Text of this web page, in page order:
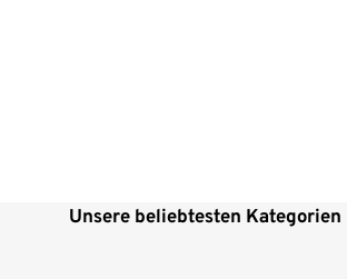
Unsere beliebtesten Kategorien